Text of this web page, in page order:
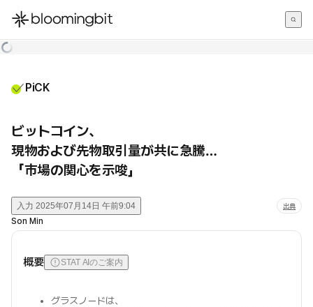
한국어
PiCK
ビットコイン、
現物および先物取引量が共に急騰…
「市場の関心を示唆」
入力 2025年07月14日 午前9:04 出典
Son Min
概要 STAT AIのご案内
グラスノードは、